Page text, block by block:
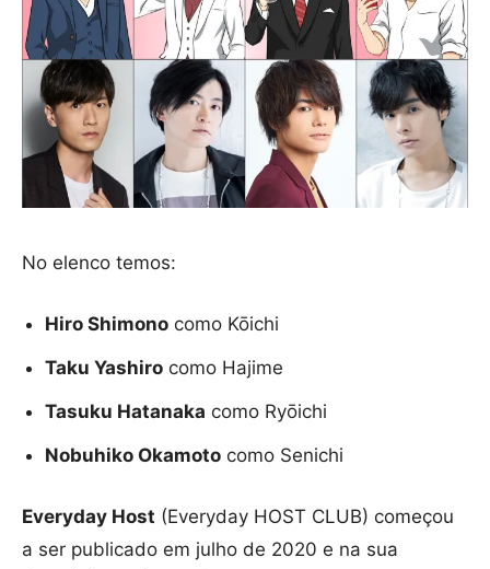
No elenco temos:
Hiro Shimono como Kōichi
Taku Yashiro como Hajime
Tasuku Hatanaka como Ryōichi
Nobuhiko Okamoto como Senichi
Everyday Host (Everyday HOST CLUB) começou
a ser publicado em julho de 2020 e na sua